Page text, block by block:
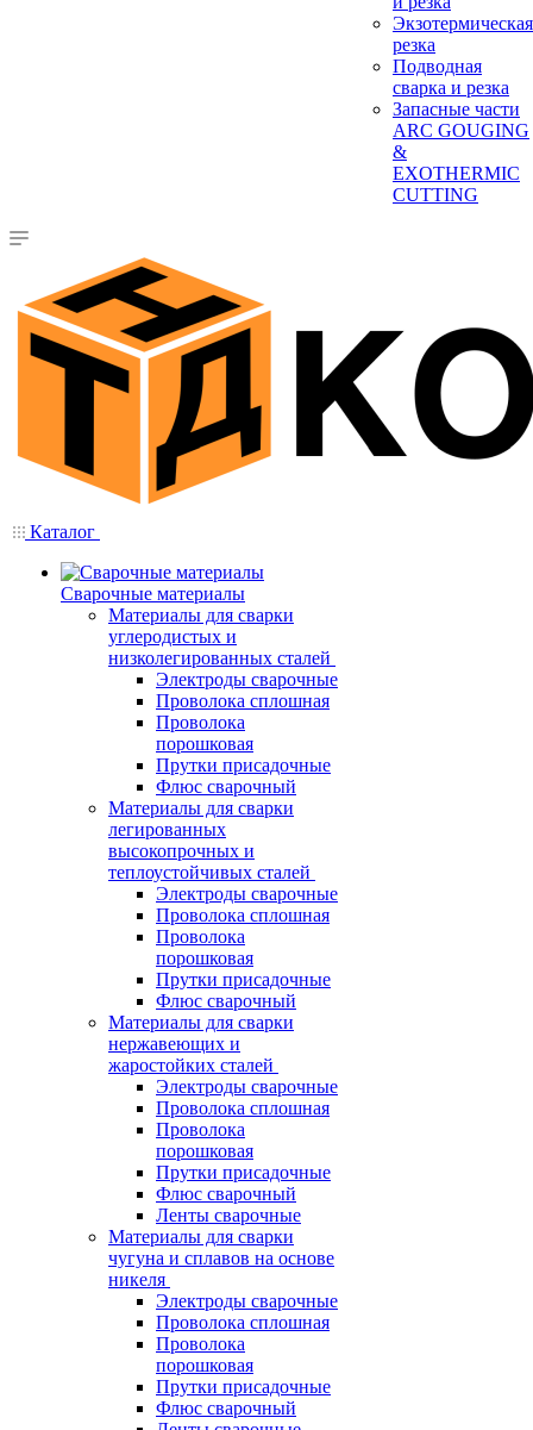
Экзотермическая
резка
Подводная
сварка и резка
Запасные части
ARC GOUGING
&
EXOTHERMIC
CUTTING
Каталог
Сварочные материалы
Материалы для сварки
углеродистых и
низколегированных сталей
Электроды сварочные
Проволока сплошная
Проволока
порошковая
Прутки присадочные
Флюс сварочный
Материалы для сварки
легированных
высокопрочных и
теплоустойчивых сталей
Электроды сварочные
Проволока сплошная
Проволока
порошковая
Прутки присадочные
Флюс сварочный
Материалы для сварки
нержавеющих и
жаростойких сталей
Электроды сварочные
Проволока сплошная
Проволока
порошковая
Прутки присадочные
Флюс сварочный
Ленты сварочные
Материалы для сварки
чугуна и сплавов на основе
никеля
Электроды сварочные
Проволока сплошная
Проволока
порошковая
Прутки присадочные
Флюс сварочный